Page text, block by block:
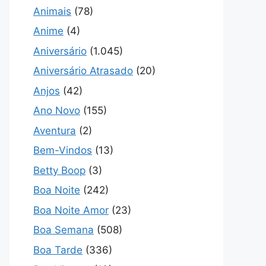
Animais (78)
Anime (4)
Aniversário (1.045)
Aniversário Atrasado (20)
Anjos (42)
Ano Novo (155)
Aventura (2)
Bem-Vindos (13)
Betty Boop (3)
Boa Noite (242)
Boa Noite Amor (23)
Boa Semana (508)
Boa Tarde (336)